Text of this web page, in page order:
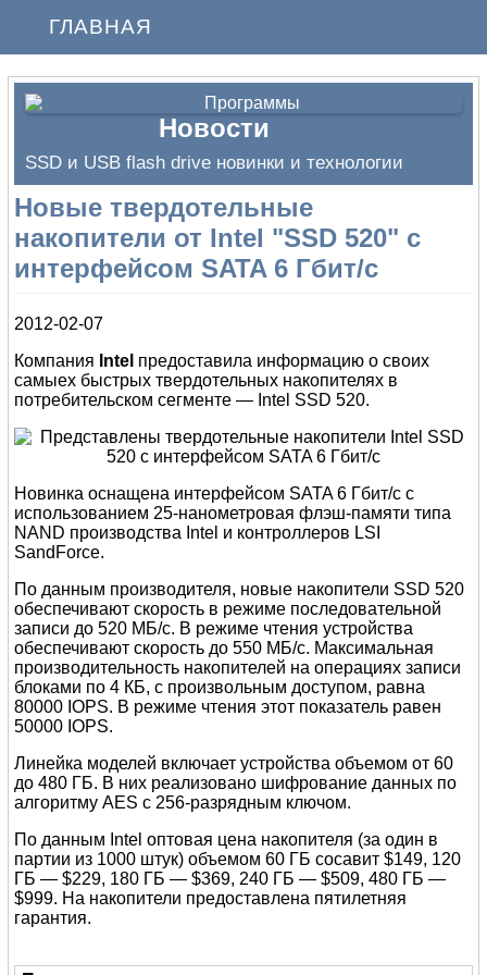
ГЛАВНАЯ
Новости
SSD и USB flash drive новинки и технологии
Новые твердотельные
накопители от Intel "SSD 520" с
интерфейсом SATA 6 Гбит/с
2012-02-07
Компания Intel предоставила информацию о своих
самыех быстрых твердотельных накопителях в
потребительском сегменте — Intel SSD 520.
Новинка оснащена интерфейсом SATA 6 Гбит/с с
использованием 25-нанометровая флэш-памяти типа
NAND производства Intel и контроллеров LSI
SandForce.
По данным производителя, новые накопители SSD 520
обеспечивают скорость в режиме последовательной
записи до 520 МБ/с. В режиме чтения устройства
обеспечивают скорость до 550 МБ/с. Максимальная
производительность накопителей на операциях записи
блоками по 4 КБ, с произвольным доступом, равна
80000 IOPS. В режиме чтения этот показатель равен
50000 IOPS.
Линейка моделей включает устройства объемом от 60
до 480 ГБ. В них реализовано шифрование данных по
алгоритму AES с 256-разрядным ключом.
По данным Intel оптовая цена накопителя (за один в
партии из 1000 штук) объемом 60 ГБ сосавит $149, 120
ГБ — $229, 180 ГБ — $369, 240 ГБ — $509, 480 ГБ —
$999. На накопители предоставлена пятилетняя
гарантия.